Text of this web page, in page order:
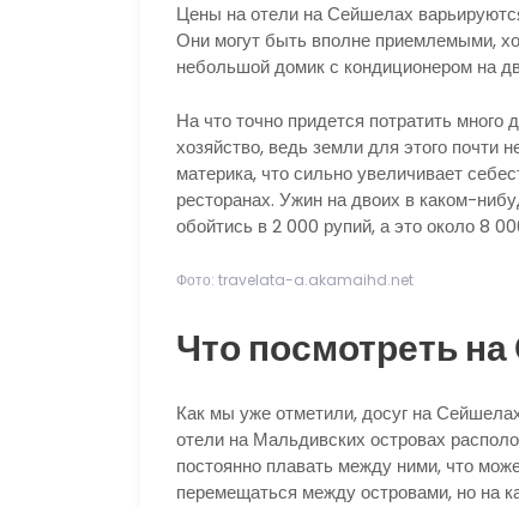
Цены на отели на Сейшелах
Они могут быть вполне приемлемыми,
небольшой домик с кондиционером на
На что точно придется потратить
хозяйство, ведь земли для этого почти
материка, что сильно увеличивает
ресторанах. Ужин на двоих в каком-
обойтись в 2 000 рупий, а это около 8
Фото: travelata-a.akamaihd.net
Что посмотреть
Как мы уже отметили, досуг на
отели на Мальдивских островах
постоянно плавать между ними, что
перемещаться между островами, но на